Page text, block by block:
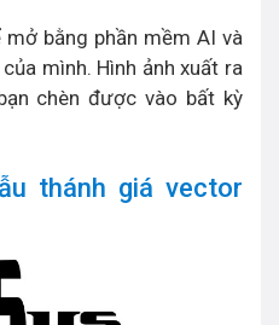
mở bằng phần mềm AI và
mình. Hình ảnh xuất ra
chèn được vào bất kỳ
thánh giá vector